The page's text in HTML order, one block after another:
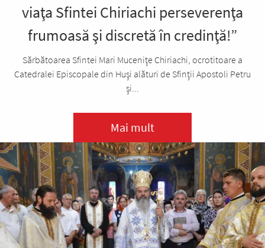
viaţa Sfintei Chiriachi perseverenţa
frumoasă şi discretă în credinţă!”
Sărbătoarea Sfintei Mari Muceniţe Chiriachi, ocrotitoare a
Catedralei Episcopale din Huşi alături de Sfinţii Apostoli Petru
şi...
Mai mult